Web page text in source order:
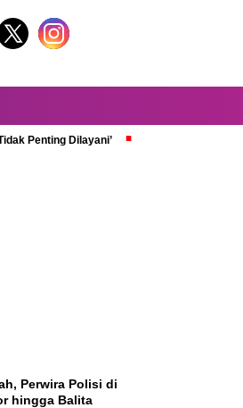
Penting Dilayani’
Perwira Polisi di
hingga Balita